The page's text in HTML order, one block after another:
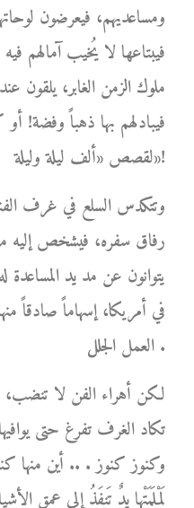
ومساعديهم، فيعرضون لوحاتهم
فيبتاعها لا يُخيب آمالهم
ملوك الزمن الغابر، يلقون
فيبادلهم بها ذهباً وفضة!
لقصص «ألف ليلة وليلة»!
وتتكدس السلع في غرف
رفاق سفره، فيشخص إليه
يتوانون عن مد يد المساعدة
في أمريكا، إسهاماً صادقاً
العمل الجلل .
لكن أهراء الفن لا تنضب،
تكاد الغرف تفرغ حتى
وكنوز كنوز . .. أين منها
لَمْلَمَتْها يدٌ تَنفَذُ إلى عمق